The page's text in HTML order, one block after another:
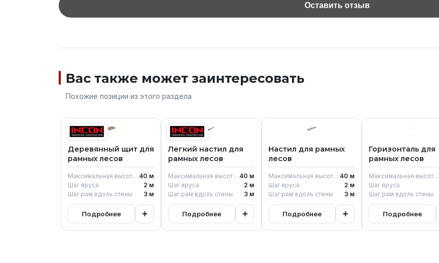
Оставить отзыв
Вас также может заинтересовать
Похожие позиции из этого раздела
Деревянный щит для
рамных лесов
Максимальная высота возведения 40 м
Шаг яруса
2 м
Шаг рам вдоль стены
3 м
Подробнее +
Легкий настил для
рамных лесов
Максимальная высота возведения 40 м
Шаг яруса
2 м
Шаг рам вдоль стены
3 м
Подробнее +
Настил для рамных
лесов
Максимальная высота возведения 40 м
Шаг яруса
2 м
Шаг рам вдоль стены
3 м
Подробнее +
Горизонталь для
рамных лесов
Максимальная высота возведения
Шаг яруса
Шаг рам вдоль стены
Подробнее